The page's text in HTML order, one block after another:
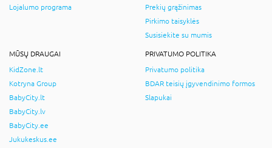
Lojalumo programa
Prekių grąžinimas
Pirkimo taisyklės
Susisiekite su mumis
MŪSŲ DRAUGAI
KidZone.lt
Kotryna Group
BabyCity.lt
BabyCity.lv
BabyCity.ee
Jukukeskus.ee
PRIVATUMO POLITIKA
Privatumo politika
BDAR teisių įgyvendinimo formos
Slapukai